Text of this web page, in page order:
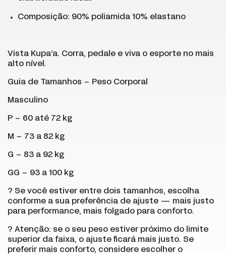
Composição: 90% poliamida 10% elastano
Vista Kupa’a. Corra, pedale e viva o esporte no mais
alto nível.
Guia de Tamanhos – Peso Corporal
Masculino
P – 60 até 72 kg
M – 73 a 82 kg
G – 83 a 92 kg
GG – 93 a 100 kg
? Se você estiver entre dois tamanhos, escolha
conforme a sua preferência de ajuste — mais justo
para performance, mais folgado para conforto.
? Atenção: se o seu peso estiver próximo do limite
superior da faixa, o ajuste ficará mais justo. Se
preferir mais conforto, considere escolher o